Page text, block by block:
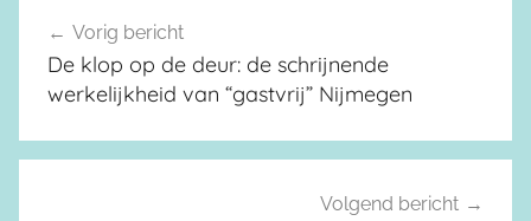
Berichtnavigatie
Vorig bericht
De klop op de deur: de schrijnende
werkelijkheid van “gastvrij” Nijmegen
Volgend bericht